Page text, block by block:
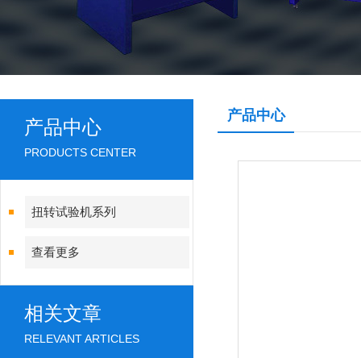
产品中心
PRODUCTS CENTER
扭转试验机系列
查看更多
相关文章
RELEVANT ARTICLES
产品中心